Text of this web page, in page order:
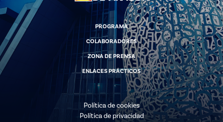
PROGRAMA
COLABORADORES
ZONA DE PRENSA
ENLACES PRÁCTICOS
Política de cookies
Política de privacidad